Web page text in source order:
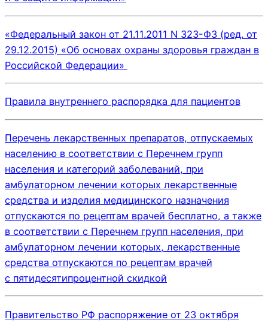
«Федеральный закон от 21.11.2011 N 323-ФЗ (ред. от
29.12.2015) «Об основах охраны здоровья граждан в
Российской Федерации»
Правила внутреннего распорядка для пациентов
Перечень лекарственных препаратов, отпускаемых
населению в соответствии с Перечнем групп
населения и категорий заболеваний, при
амбулаторном лечении которых лекарственные
средства и изделия медицинского назначения
отпускаются по рецептам врачей бесплатно, а также
в соответствии с Перечнем групп населения, при
амбулаторном лечении которых, лекарственные
средства отпускаются по рецептам врачей
с пятидесятипроцентной скидкой
Правительство РФ распоряжение от 23 октября